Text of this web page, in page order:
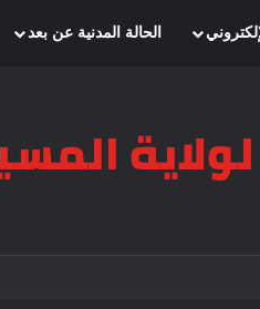
الحالة المدنية عن بعد